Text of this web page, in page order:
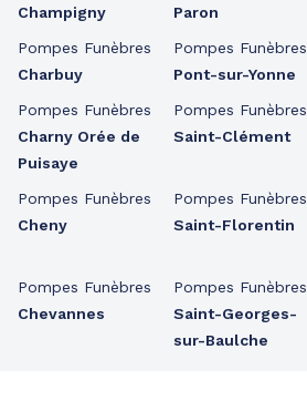
Champigny
Pompes Funèbres
Charbuy
Pompes Funèbres
Charny Orée de
Puisaye
Pompes Funèbres
Cheny
Pompes Funèbres
Chevannes
Paron
Pompes Funèbres
Pont-sur-Yonne
Pompes Funèbres
Saint-Clément
Pompes Funèbres
Saint-Florentin
Pompes Funèbres
Saint-Georges-
sur-Baulche